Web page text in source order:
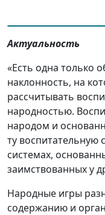
Актуальность
«Есть одна только
наклонность, на
рассчитывать
народностью.
народом и
ту воспитательную
системах,
заимствованных у
Народные игры
содержанию и